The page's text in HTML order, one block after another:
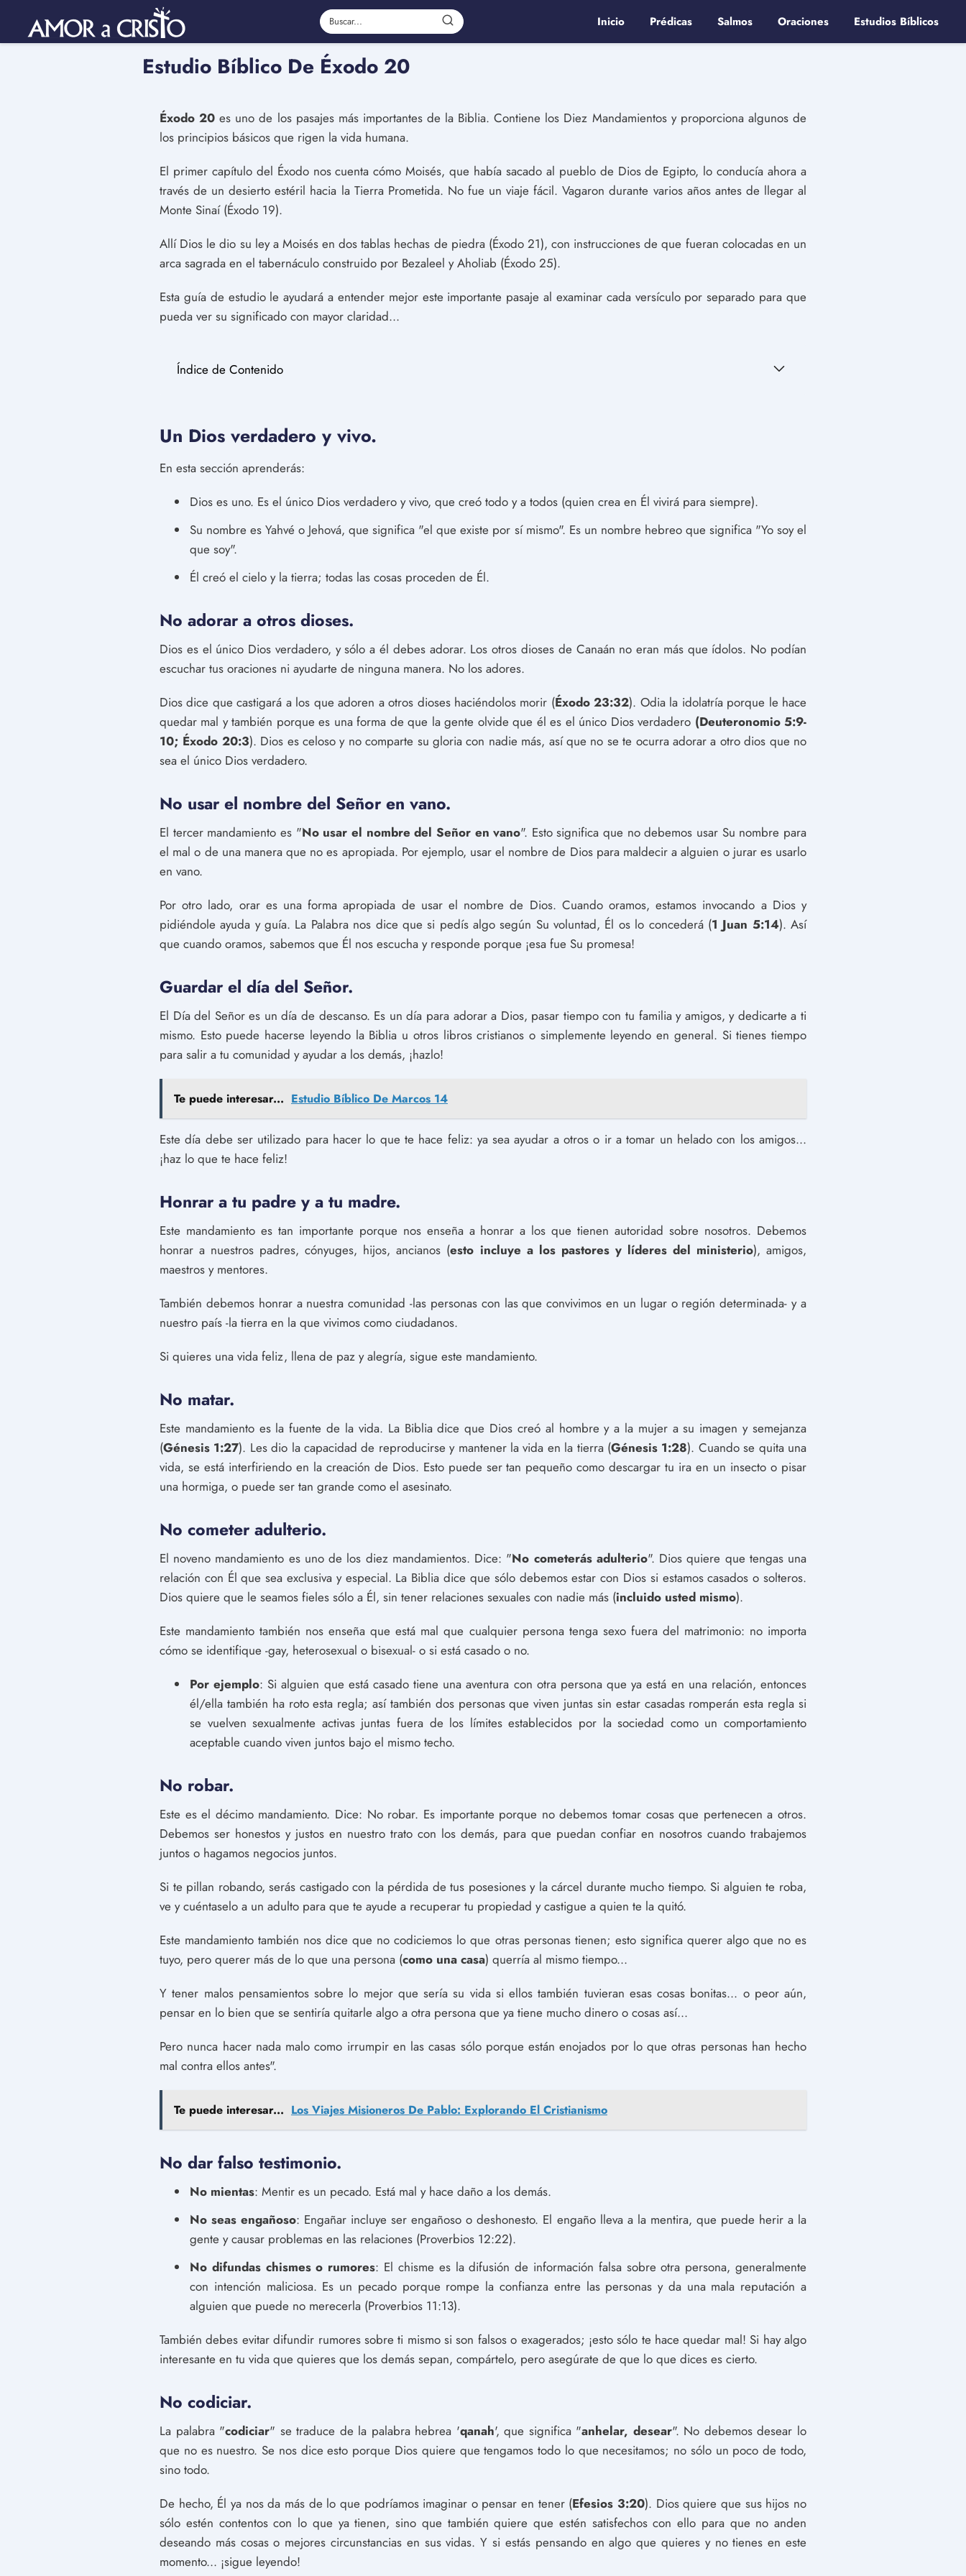
Inicio Prédicas Salmos Oraciones Estudios Bíblicos
Estudio Bíblico De Éxodo 20
Éxodo 20 es uno de los pasajes más importantes de la Biblia. Contiene los Diez Mandamientos y proporciona algunos de
los principios básicos que rigen la vida humana.
El primer capítulo del Éxodo nos cuenta cómo Moisés, que había sacado al pueblo de Dios de Egipto, lo conducía ahora a
través de un desierto estéril hacia la Tierra Prometida. No fue un viaje fácil. Vagaron durante varios años antes de llegar al
Monte Sinaí (Éxodo 19).
Allí Dios le dio su ley a Moisés en dos tablas hechas de piedra (Éxodo 21), con instrucciones de que fueran colocadas en un
arca sagrada en el tabernáculo construido por Bezaleel y Aholiab (Éxodo 25).
Esta guía de estudio le ayudará a entender mejor este importante pasaje al examinar cada versículo por separado para que
pueda ver su significado con mayor claridad...
Índice de Contenido
Un Dios verdadero y vivo.
En esta sección aprenderás:
Dios es uno. Es el único Dios verdadero y vivo, que creó todo y a todos (quien crea en Él vivirá para siempre).
Su nombre es Yahvé o Jehová, que significa "el que existe por sí mismo". Es un nombre hebreo que significa "Yo soy el
que soy".
Él creó el cielo y la tierra; todas las cosas proceden de Él.
No adorar a otros dioses.
Dios es el único Dios verdadero, y sólo a él debes adorar. Los otros dioses de Canaán no eran más que ídolos. No podían
escuchar tus oraciones ni ayudarte de ninguna manera. No los adores.
Dios dice que castigará a los que adoren a otros dioses haciéndolos morir (Éxodo 23:32). Odia la idolatría porque le hace
quedar mal y también porque es una forma de que la gente olvide que él es el único Dios verdadero (Deuteronomio 5:9-
10; Éxodo 20:3). Dios es celoso y no comparte su gloria con nadie más, así que no se te ocurra adorar a otro dios que no
sea el único Dios verdadero.
No usar el nombre del Señor en vano.
El tercer mandamiento es "No usar el nombre del Señor en vano". Esto significa que no debemos usar Su nombre para
el mal o de una manera que no es apropiada. Por ejemplo, usar el nombre de Dios para maldecir a alguien o jurar es usarlo
en vano.
Por otro lado, orar es una forma apropiada de usar el nombre de Dios. Cuando oramos, estamos invocando a Dios y
pidiéndole ayuda y guía. La Palabra nos dice que si pedís algo según Su voluntad, Él os lo concederá (1 Juan 5:14). Así
que cuando oramos, sabemos que Él nos escucha y responde porque ¡esa fue Su promesa!
Guardar el día del Señor.
El Día del Señor es un día de descanso. Es un día para adorar a Dios, pasar tiempo con tu familia y amigos, y dedicarte a ti
mismo. Esto puede hacerse leyendo la Biblia u otros libros cristianos o simplemente leyendo en general. Si tienes tiempo
para salir a tu comunidad y ayudar a los demás, ¡hazlo!
Te puede interesar... Estudio Bíblico De Marcos 14
Este día debe ser utilizado para hacer lo que te hace feliz: ya sea ayudar a otros o ir a tomar un helado con los amigos...
¡haz lo que te hace feliz!
Honrar a tu padre y a tu madre.
Este mandamiento es tan importante porque nos enseña a honrar a los que tienen autoridad sobre nosotros. Debemos
honrar a nuestros padres, cónyuges, hijos, ancianos (esto incluye a los pastores y líderes del ministerio), amigos,
maestros y mentores.
También debemos honrar a nuestra comunidad -las personas con las que convivimos en un lugar o región determinada- y a
nuestro país -la tierra en la que vivimos como ciudadanos.
Si quieres una vida feliz, llena de paz y alegría, sigue este mandamiento.
No matar.
Este mandamiento es la fuente de la vida. La Biblia dice que Dios creó al hombre y a la mujer a su imagen y semejanza
(Génesis 1:27). Les dio la capacidad de reproducirse y mantener la vida en la tierra (Génesis 1:28). Cuando se quita una
vida, se está interfiriendo en la creación de Dios. Esto puede ser tan pequeño como descargar tu ira en un insecto o pisar
una hormiga, o puede ser tan grande como el asesinato.
No cometer adulterio.
El noveno mandamiento es uno de los diez mandamientos. Dice: "No cometerás adulterio". Dios quiere que tengas una
relación con Él que sea exclusiva y especial. La Biblia dice que sólo debemos estar con Dios si estamos casados o solteros.
Dios quiere que le seamos fieles sólo a Él, sin tener relaciones sexuales con nadie más (incluido usted mismo).
Este mandamiento también nos enseña que está mal que cualquier persona tenga sexo fuera del matrimonio: no importa
cómo se identifique -gay, heterosexual o bisexual- o si está casado o no.
Por ejemplo: Si alguien que está casado tiene una aventura con otra persona que ya está en una relación, entonces
él/ella también ha roto esta regla; así también dos personas que viven juntas sin estar casadas romperán esta regla si
se vuelven sexualmente activas juntas fuera de los límites establecidos por la sociedad como un comportamiento
aceptable cuando viven juntos bajo el mismo techo.
No robar.
Este es el décimo mandamiento. Dice: No robar. Es importante porque no debemos tomar cosas que pertenecen a otros.
Debemos ser honestos y justos en nuestro trato con los demás, para que puedan confiar en nosotros cuando trabajemos
juntos o hagamos negocios juntos.
Si te pillan robando, serás castigado con la pérdida de tus posesiones y la cárcel durante mucho tiempo. Si alguien te roba,
ve y cuéntaselo a un adulto para que te ayude a recuperar tu propiedad y castigue a quien te la quitó.
Este mandamiento también nos dice que no codiciemos lo que otras personas tienen; esto significa querer algo que no es
tuyo, pero querer más de lo que una persona (como una casa) querría al mismo tiempo...
Y tener malos pensamientos sobre lo mejor que sería su vida si ellos también tuvieran esas cosas bonitas... o peor aún,
pensar en lo bien que se sentiría quitarle algo a otra persona que ya tiene mucho dinero o cosas así...
Pero nunca hacer nada malo como irrumpir en las casas sólo porque están enojados por lo que otras personas han hecho
mal contra ellos antes".
Te puede interesar... Los Viajes Misioneros De Pablo: Explorando El Cristianismo
No dar falso testimonio.
No mientas: Mentir es un pecado. Está mal y hace daño a los demás.
No seas engañoso: Engañar incluye ser engañoso o deshonesto. El engaño lleva a la mentira, que puede herir a la
gente y causar problemas en las relaciones (Proverbios 12:22).
No difundas chismes o rumores: El chisme es la difusión de información falsa sobre otra persona, generalmente
con intención maliciosa. Es un pecado porque rompe la confianza entre las personas y da una mala reputación a
alguien que puede no merecerla (Proverbios 11:13).
También debes evitar difundir rumores sobre ti mismo si son falsos o exagerados; ¡esto sólo te hace quedar mal! Si hay algo
interesante en tu vida que quieres que los demás sepan, compártelo, pero asegúrate de que lo que dices es cierto.
No codiciar.
La palabra "codiciar" se traduce de la palabra hebrea 'qanah', que significa "anhelar, desear". No debemos desear lo
que no es nuestro. Se nos dice esto porque Dios quiere que tengamos todo lo que necesitamos; no sólo un poco de todo,
sino todo.
De hecho, Él ya nos da más de lo que podríamos imaginar o pensar en tener (Efesios 3:20). Dios quiere que sus hijos no
sólo estén contentos con lo que ya tienen, sino que también quiere que estén satisfechos con ello para que no anden
deseando más cosas o mejores circunstancias en sus vidas. Y si estás pensando en algo que quieres y no tienes en este
momento... ¡sigue leyendo!